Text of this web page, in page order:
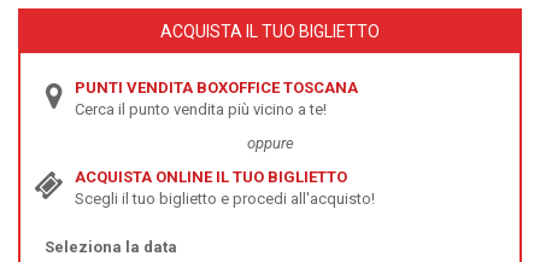
ACQUISTA IL TUO BIGLIETTO
PUNTI VENDITA BOXOFFICE TOSCANA
Cerca il punto vendita più vicino a te!
oppure
ACQUISTA ONLINE IL TUO BIGLIETTO
Scegli il tuo biglietto e procedi all'acquisto!
Seleziona la data